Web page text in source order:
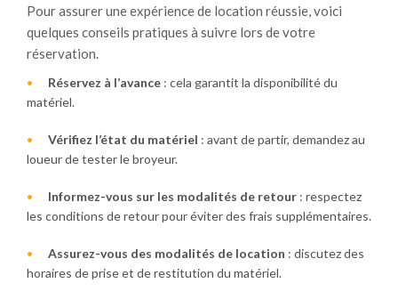
Pour assurer une expérience de location réussie, voici
quelques conseils pratiques à suivre lors de votre
réservation.
Réservez à l’avance : cela garantit la disponibilité du
matériel.
Vérifiez l’état du matériel : avant de partir, demandez au
loueur de tester le broyeur.
Informez-vous sur les modalités de retour : respectez
les conditions de retour pour éviter des frais supplémentaires.
Assurez-vous des modalités de location : discutez des
horaires de prise et de restitution du matériel.